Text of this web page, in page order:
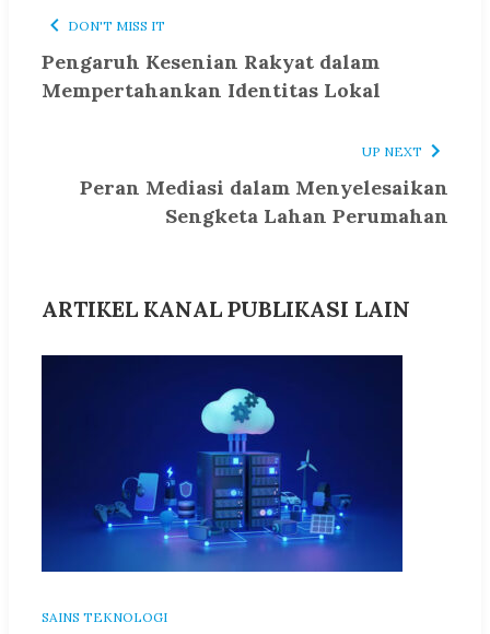
DON'T MISS IT
Pengaruh Kesenian Rakyat dalam
Mempertahankan Identitas Lokal
UP NEXT
Peran Mediasi dalam Menyelesaikan
Sengketa Lahan Perumahan
ARTIKEL KANAL PUBLIKASI LAIN
SAINS TEKNOLOGI